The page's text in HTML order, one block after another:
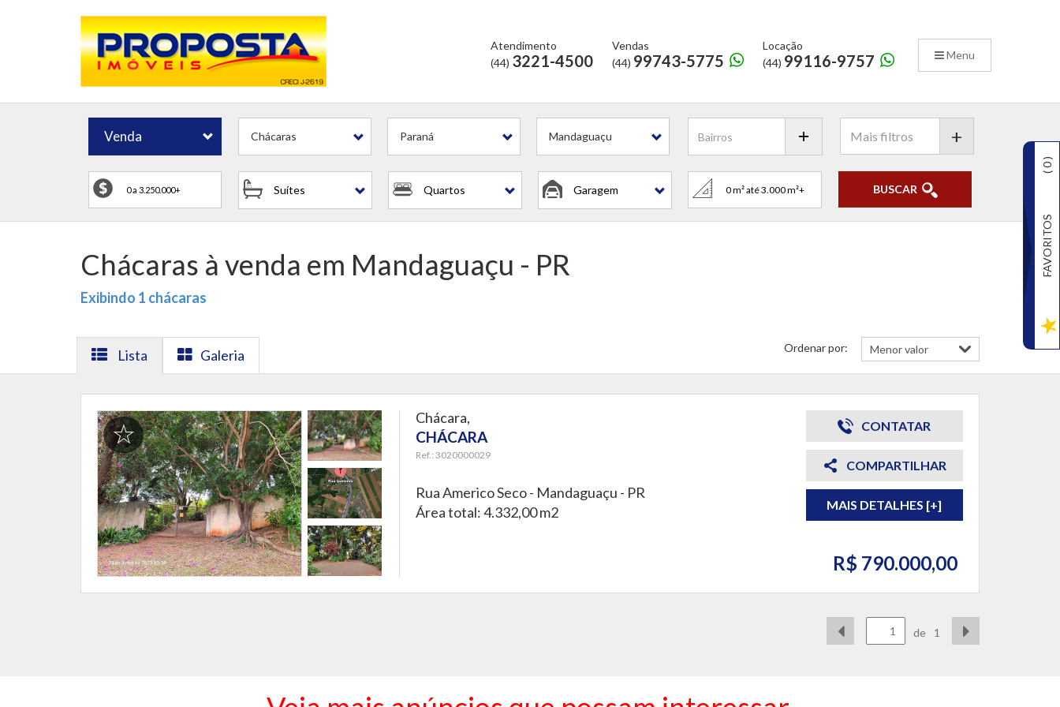
Menu
Atendimento
(44) 3221-4500
Vendas
(44) 99743-5775
Locação
(44) 99116-9757
Venda Chácaras Paraná Mandaguaçu
Suítes Quartos Garagem
+
BUSCAR
Chácaras à venda em Mandaguaçu - PR
Exibindo 1 chácaras
Lista Galeria Ordenar por:
Chácara,
CHÁCARA
Ref.: 3020000029
Rua Americo Seco - Mandaguaçu - PR
Área total: 4.332,00 m2
CONTATAR
COMPARTILHAR
MAIS DETALHES [+]
R$ 790.000,00
de 1
FAVORITOS
(
0
)